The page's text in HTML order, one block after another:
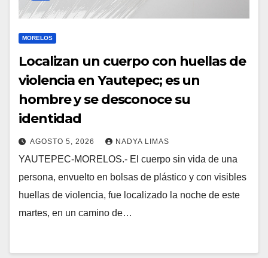
MORELOS
Localizan un cuerpo con huellas de
violencia en Yautepec; es un
hombre y se desconoce su
identidad
AGOSTO 5, 2026 NADYA LIMAS
YAUTEPEC-MORELOS.- El cuerpo sin vida de una
persona, envuelto en bolsas de plástico y con visibles
huellas de violencia, fue localizado la noche de este
martes, en un camino de…